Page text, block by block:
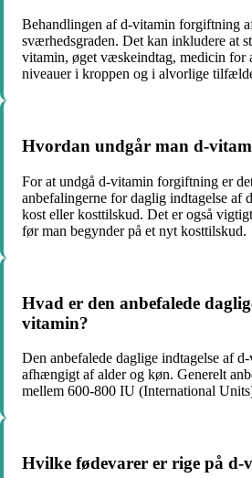
Behandlingen af d-vitamin forgiftning
sværhedsgraden. Det kan inkludere at
vitamin, øget væskeindtag, medicin for
niveauer i kroppen og i alvorlige
Hvordan undgår man d-
For at undgå d-vitamin forgiftning er
anbefalingerne for daglig indtagelse af
kost eller kosttilskud. Det er også
før man begynder på et nyt kosttilskud.
Hvad er den anbefalede
vitamin?
Den anbefalede daglige indtagelse af
afhængigt af alder og køn. Generelt
mellem 600-800 IU (International
Hvilke fødevarer er rige på d-